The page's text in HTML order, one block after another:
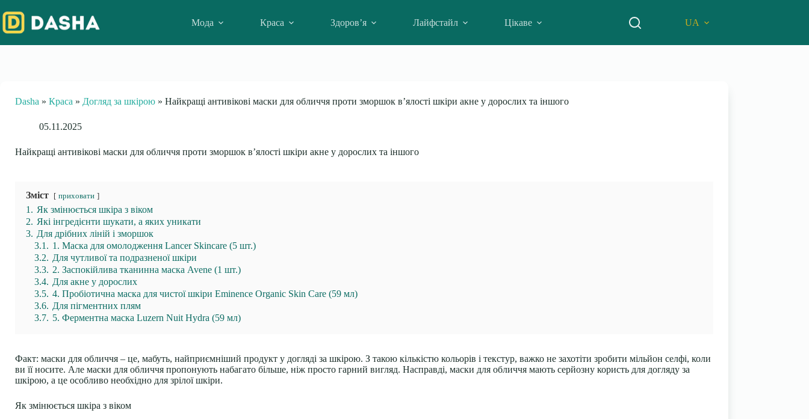
to
content
Мода Краса Здоров’я Лайфстайл Цікаве UA
Dasha » Краса » Догляд за шкірою » Найкращі антивікові маски для обличчя проти зморшок в’ялості шкіри акне у дорослих та іншого
05.11.2025
Найкращі антивікові маски для обличчя проти зморшок в’ялості шкіри акне у дорослих та іншого
Зміст приховати
1. Як змінюється шкіра з віком
2. Які інгредієнти шукати, а яких уникати
3. Для дрібних ліній і зморшок
3.1. 1. Маска для омолодження Lancer Skincare (5 шт.)
3.2. Для чутливої та подразненої шкіри
3.3. 2. Заспокійлива тканинна маска Avene (1 шт.)
3.4. Для акне у дорослих
3.5. 4. Пробіотична маска для чистої шкіри Eminence Organic Skin Care (59 мл)
3.6. Для пігментних плям
3.7. 5. Ферментна маска Luzern Nuit Hydra (59 мл)
Факт: маски для обличчя – це, мабуть, найприємніший продукт у догляді за шкірою. З такою кількістю кольорів і текстур, важко не захотіти зробити мільйон селфі, коли
ви її носите. Але маски для обличчя пропонують набагато більше, ніж просто гарний вигляд. Насправді, маски для обличчя мають серйозну користь для догляду за
шкірою, а це особливо необхідно для зрілої шкіри.
Як змінюється шкіра з віком